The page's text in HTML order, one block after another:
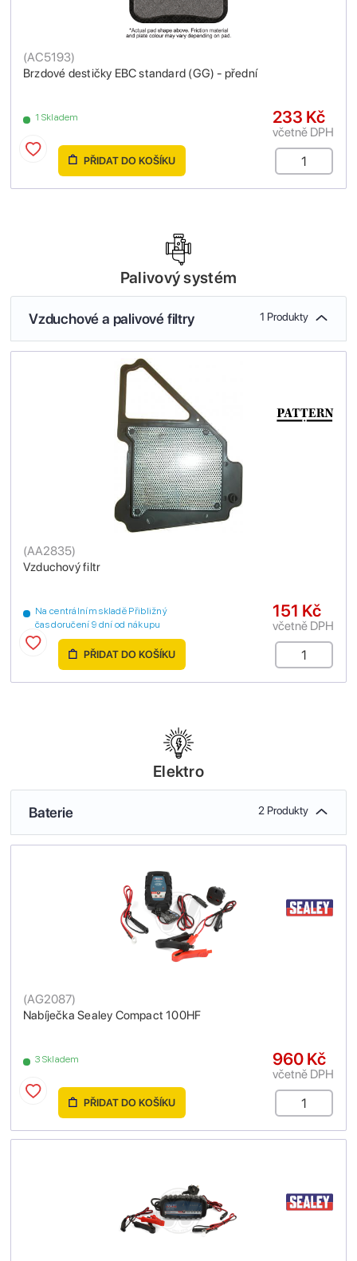
Brzdové destičky EBC standard (GG) - přední
(AC5193)
1 Skladem 233 Kč
včetně DPH
PŘIDAT DO KOŠÍKU
Palivový systém
Vzduchové a palivové filtry 1 Produkty
Vzduchový filtr
(AA2835)
Na centrálním skladě Přibližný
čas doručení 9 dní od nákupu
151 Kč
včetně DPH
PŘIDAT DO KOŠÍKU
Elektro
Baterie 2 Produkty
Nabíječka Sealey Compact 100HF
(AG2087)
3 Skladem 960 Kč
včetně DPH
PŘIDAT DO KOŠÍKU